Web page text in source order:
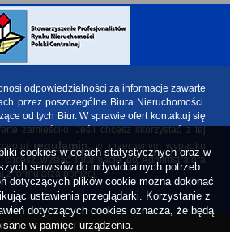
odpowiedzialności za informacje zawarte
przez poszczególne Biura Nieruchomości.
od tych Biur. W sprawie ofert kontaktuj się
zamieściło. Jeśli chcesz skorzystać z tej
regulamin, w przeciwnym wypadku
wysłać informację do Administratora
z formularza poniżej.
cookies w celach statystycznych oraz w
serwisów do indywidualnych potrzeb
dotyczących plików cookie można dokonać
ustawienia przeglądarki. Korzystanie z
dotyczących cookies oznacza, że będą
w pamięci urządzenia.